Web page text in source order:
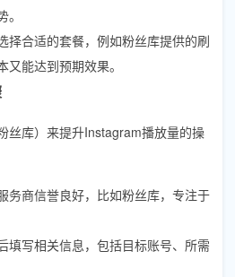
择合适的套餐，例如粉丝库提供的刷
能达到预期效果。
丝库）来提升Instagram播放量的操
务商信誉良好，比如粉丝库，专注于
填写相关信息，包括目标账号、所需